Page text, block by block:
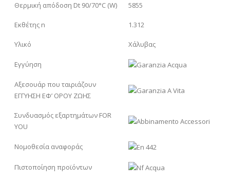
Θερμική απόδοση Dt 90/70°C (W) 5855
Εκθέτης n 1.312
Υλικό Χάλυβας
Εγγύηση
Αξεσουάρ που ταιριάζουν
ΕΓΓΥΗΣΗ ΕΦ’ ΟΡΟΥ ΖΩΗΣ
Συνδυασμός εξαρτημάτων FOR
YOU
Νομοθεσία αναφοράς
Πιστοποίηση προϊόντων